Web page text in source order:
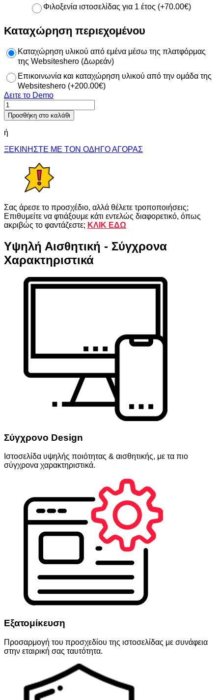
Φιλοξενία ιστοσελίδας για 1 έτος (+70.00€)
Καταχώρηση περιεχομένου
Καταχώρηση υλικού από εμένα μέσω της πλατφόρμας
της Websiteshero (Δωρεάν)
Επικοινωνία και καταχώρηση υλικού από την ομάδα της
Websiteshero (+200.00€)
Δειτε το Demo
Elysium
ποσότητα
Προσθήκη στο καλάθι
ή
ΞΕΚΙΝΗΣΤΕ ΜΕ ΤΟΝ ΟΔΗΓΟ ΑΓΟΡΑΣ
Σας άρεσε το προσχέδιο, αλλά θέλετε τροποποιήσεις;
Επιθυμείτε να φτιάξουμε κάτι εντελώς διαφορετικό, όπως
ακριβώς το φαντάζεστε; ΚΛΙΚ ΕΔΩ
Υψηλή Αισθητική - Σύγχρονα
Χαρακτηριστικά
Σύγχρονο Design
Ιστοσελίδα υψηλής ποιότητας & αισθητικής, με τα πιο
σύγχρονα χαρακτηριστικά.
Εξατομίκευση
Προσαρμογή του προσχεδίου της ιστοσελίδας με συνάφεια
στην εταιρική σας ταυτότητα.